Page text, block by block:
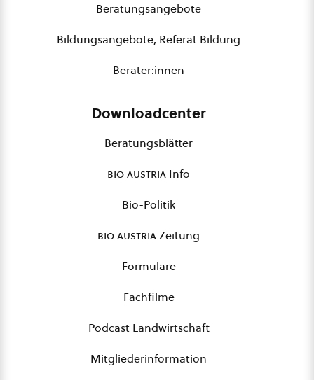
Beratungsangebote
Bildungsangebote, Referat Bildung
Berater:innen
Downloadcenter
Beratungsblätter
bio austria Info
Bio-Politik
bio austriaZeitung
Formulare
Fachfilme
Podcast Landwirtschaft
Mitgliederinformation